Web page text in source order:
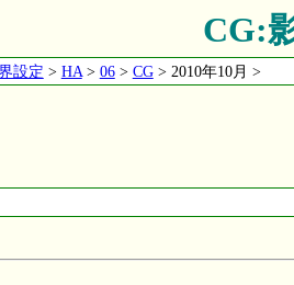
CG:
設定 > HA> 06> CG> 2010年10月 >